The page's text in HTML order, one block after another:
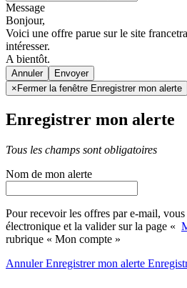
Message
Bonjour,
Voici une offre parue sur le site
intéresser.
A bientôt.
Annuler
× Fermer la fenêtre Enregistrer mon alerte
Enregistrer mon alerte
Tous les champs sont obligatoires
Nom de mon alerte
Pour recevoir les offres par e-mail,
électronique et la valider sur la page «
rubrique « Mon compte »
AnnulerEnregistrer mon alerte